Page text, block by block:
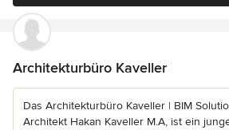
Architekturbüro Kaveller
Das Architekturbüro Kaveller | BIM
Architekt Hakan Kaveller M.A, ist ein